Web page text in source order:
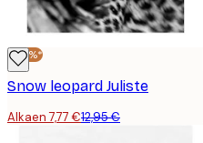
-40%*
Snow leopard Juliste
Alkaen 7,77 €12,95 €